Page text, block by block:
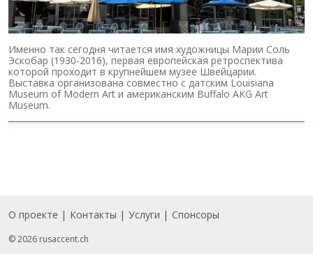
Именно так сегодня читается имя художницы Марии Соль
Эскобар (1930-2016), первая европейская ретроспектива
которой проходит в крупнейшем музее Швейцарии.
Выставка организована совместно с датским Louisiana
Museum of Modern Art и американским Buffalo AKG Art
Museum.
Footer
О проекте Контакты Услуги Спонсоры
© 2026 rusaccent.ch